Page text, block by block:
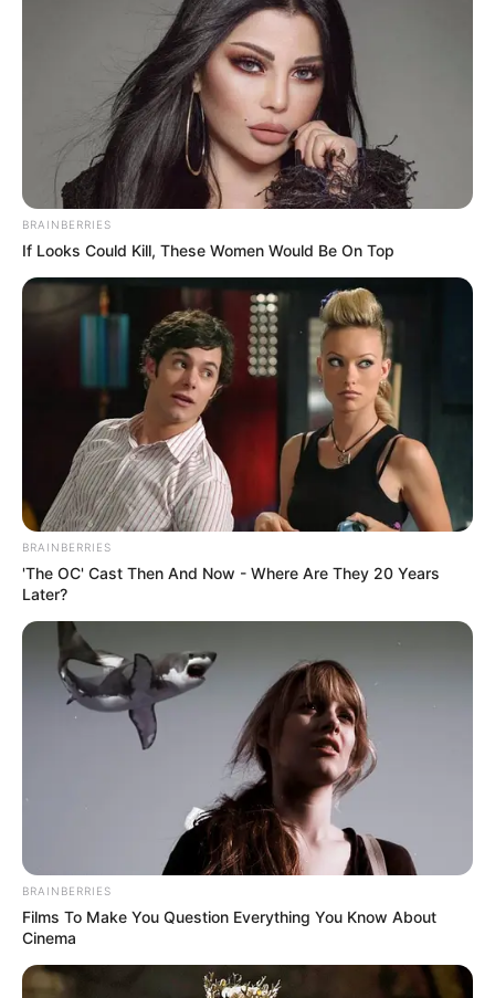
BRAINBERRIES
If Looks Could Kill, These Women Would Be On Top
BRAINBERRIES
'The OC' Cast Then And Now - Where Are They 20 Years
Later?
BRAINBERRIES
Films To Make You Question Everything You Know About
Cinema